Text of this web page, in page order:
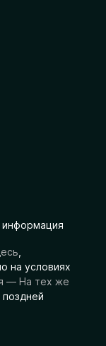
на условиях
— На тех же